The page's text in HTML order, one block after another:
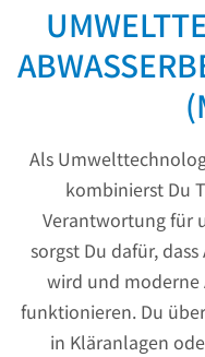
Als
kombinierst Du
Verantwortung für
sorgst Du dafür,
wird und moderne
funktionieren. Du
in Kläranlagen